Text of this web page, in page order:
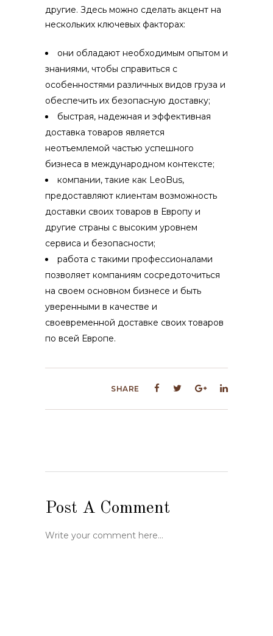
другие. Здесь можно сделать акцент на
нескольких ключевых факторах:
они обладают необходимым опытом и
знаниями, чтобы справиться с
особенностями различных видов груза и
обеспечить их безопасную доставку;
быстрая, надежная и эффективная
доставка товаров является
неотъемлемой частью успешного
бизнеса в международном контексте;
компании, такие как LeoBus,
предоставляют клиентам возможность
доставки своих товаров в Европу и
другие страны с высоким уровнем
сервиса и безопасности;
работа с такими профессионалами
позволяет компаниям сосредоточиться
на своем основном бизнесе и быть
уверенными в качестве и
своевременной доставке своих товаров
по всей Европе.
SHARE
Post A Comment